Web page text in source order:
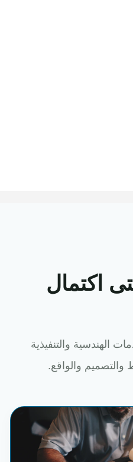
اكتمال
الهندسية والتنفيذية
والواقع.